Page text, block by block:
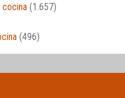
cocina (1.657)
(496)